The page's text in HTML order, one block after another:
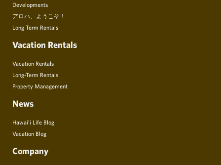
Developments
アロハ、ようこそ！
Long Term Rentals
Vacation Rentals
Vacation Rentals
Long-Term Rentals
Property Management
News
Hawai’i Life Blog
Vacation Blog
Company